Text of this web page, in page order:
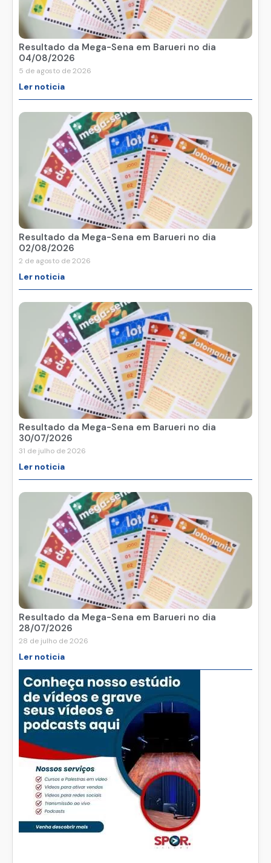
Resultado da Mega-Sena em Barueri no dia
04/08/2026
5 de agosto de 2026
Ler noticia
Resultado da Mega-Sena em Barueri no dia
02/08/2026
2 de agosto de 2026
Ler noticia
Resultado da Mega-Sena em Barueri no dia
30/07/2026
31 de julho de 2026
Ler noticia
Resultado da Mega-Sena em Barueri no dia
28/07/2026
28 de julho de 2026
Ler noticia